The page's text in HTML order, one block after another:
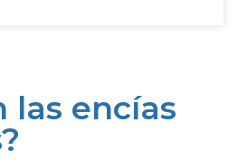
las encías